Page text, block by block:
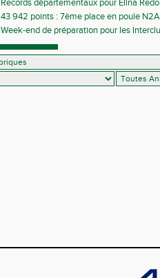
Records départementaux pour Elina
43 942 points : 7ème place en poule
Week-end de préparation pour les